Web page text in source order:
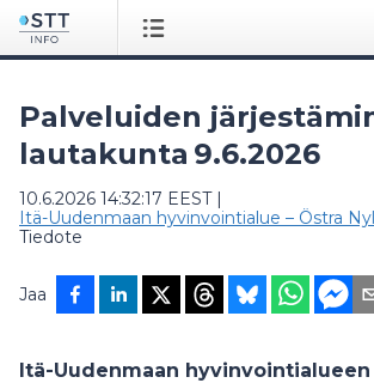
Palveluiden
lautakunta 9.6.2026
10.6.2026 14:32:17 EEST|
Itä-Uudenmaan hyvinvointialue – Östra
Tiedote
Jaa
Itä-Uudenmaan